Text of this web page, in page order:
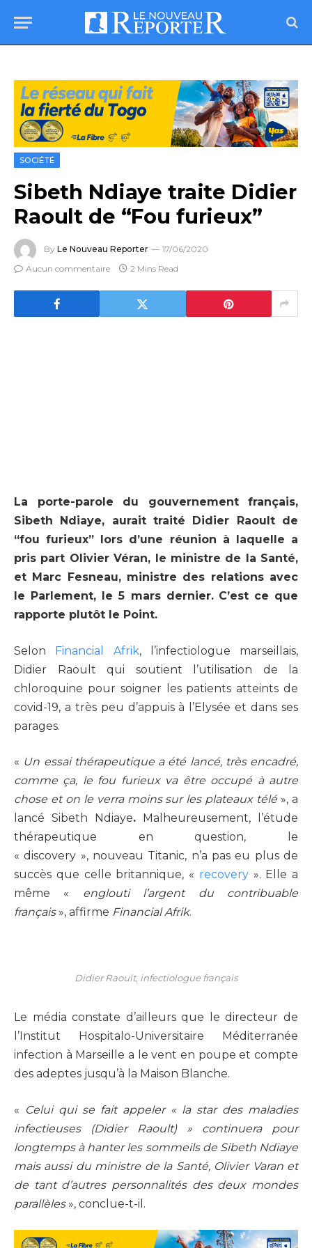
SOCIÉTÉ
Sibeth Ndiaye traite Didier
Raoult de “Fou furieux”
By Le Nouveau Reporter
17/06/2020
Aucun commentaire
2 Mins Read
La porte-parole du gouvernement français,
Sibeth Ndiaye, aurait traité Didier Raoult de
“fou furieux” lors d’une réunion à laquelle a
pris part Olivier Véran, le ministre de la Santé,
et Marc Fesneau, ministre des relations avec
le Parlement, le 5 mars dernier. C’est ce que
rapporte plutôt le Point.
Selon Financial Afrik, l’infectiologue marseillais,
Didier Raoult qui soutient l’utilisation de la
chloroquine pour soigner les patients atteints de
covid-19, a très peu d’appuis à l’Elysée et dans ses
parages.
« Un essai thérapeutique a été lancé, très encadré,
comme ça, le fou furieux va être occupé à autre
chose et on le verra moins sur les plateaux télé », a
lancé Sibeth Ndiaye.
Malheureusement, l’étude
thérapeutique en question, le
« discovery », nouveau Titanic, n’a pas eu plus de
succès que celle britannique, « recovery». Elle a
même « englouti l’argent du contribuable
français», affirme Financial Afrik.
Didier Raoult, infectiologue français
Le média constate d’ailleurs que le directeur de
l’Institut Hospitalo-Universitaire Méditerranée
infection à Marseille a le vent en poupe et compte
des adeptes jusqu’à la Maison Blanche.
« Celui qui se fait appeler « la star des maladies
infectieuses (Didier Raoult) » continuera pour
longtemps à hanter les sommeils de Sibeth Ndiaye
mais aussi du ministre de la Santé, Olivier Varan et
de tant d’autres personnalités des deux mondes
parallèles», conclue-t-il.